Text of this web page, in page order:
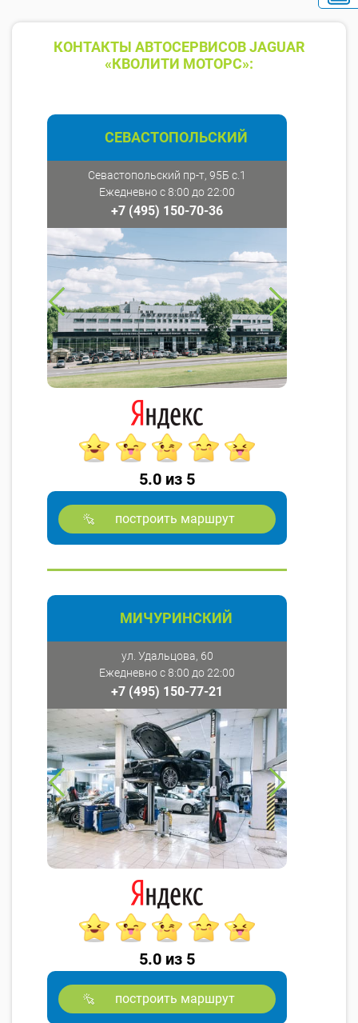
КОНТАКТЫ АВТОСЕРВИСОВ JAGUAR
«КВОЛИТИ МОТОРС»:
СЕВАСТОПОЛЬСКИЙ
Севастопольский пр-т, 95Б с.1
Ежедневно с 8:00 до 22:00
+7 (495) 150-70-36
5.0 из 5
построить маршрут
МИЧУРИНСКИЙ
ул. Удальцова, 60
Ежедневно с 8:00 до 22:00
+7 (495) 150-77-21
5.0 из 5
построить маршрут